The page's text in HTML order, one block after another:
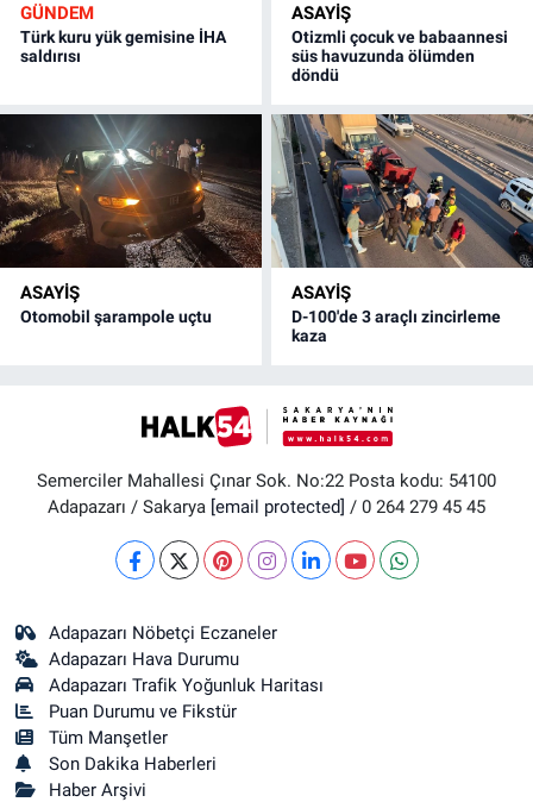
GÜNDEM
Türk kuru yük gemisine İHA
saldırısı
ASAYİŞ
Otizmli çocuk ve babaannesi
süs havuzunda ölümden
döndü
ASAYİŞ
Otomobil şarampole uçtu
ASAYİŞ
D-100'de 3 araçlı zincirleme
kaza
Semerciler Mahallesi Çınar Sok. No:22 Posta kodu: 54100
Adapazarı / Sakarya [email protected] / 0 264 279 45 45
Adapazarı Nöbetçi Eczaneler
Adapazarı Hava Durumu
Adapazarı Trafik Yoğunluk Haritası
Puan Durumu ve Fikstür
Tüm Manşetler
Son Dakika Haberleri
Haber Arşivi